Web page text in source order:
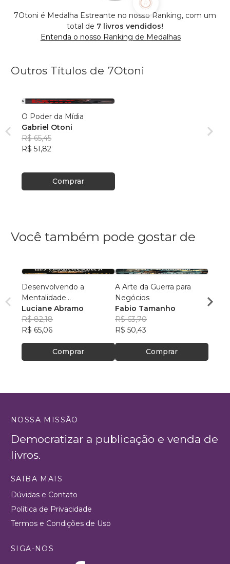
7Otoni é Medalha Estreante no nosso Ranking, com um
total de 7 livros vendidos!
Entenda o nosso Ranking de Medalhas
Outros Títulos de 7Otoni
O Poder da Mídia
Gabriel Otoni
R$ 65,45
R$ 51,82
Comprar
Você também pode gostar de
Desenvolvendo a
Mentalidade
Empreendedora
Luciane Abramo
R$ 82,18
R$ 65,06
Comprar
A Arte da Guerra para
Negócios
Fabio Tamanho
R$ 63,70
R$ 50,43
Comprar
R$
NOSSA MISSÃO
Democratizar a publicação e venda de
livros.
SAIBA MAIS
Dúvidas e Contato
Política de Privacidade
Termos e Condições de Uso
SIGA-NOS